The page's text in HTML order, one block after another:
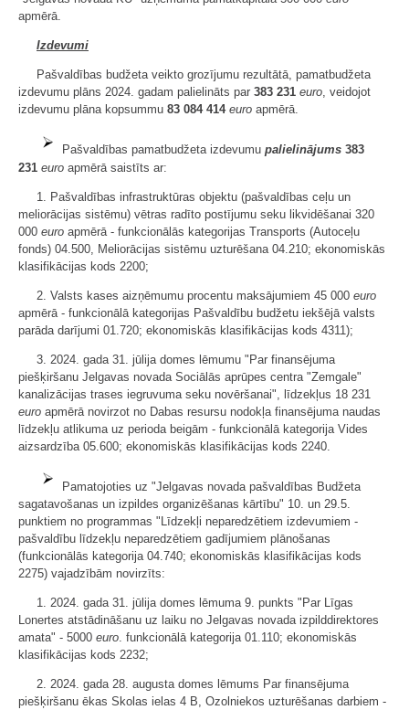
apmērā.
Izdevumi
Pašvaldības budžeta veikto grozījumu rezultātā, pamatbudžeta
izdevumu plāns 2024. gadam palielināts par 383 231 euro, veidojot
izdevumu plāna kopsummu 83 084 414 euro apmērā.
Pašvaldības pamatbudžeta izdevumupalielinājums 383
231 euro apmērā saistīts ar:
1. Pašvaldības infrastruktūras objektu (pašvaldības ceļu un
meliorācijas sistēmu) vētras radīto postījumu seku likvidēšanai 320
000 euro apmērā - funkcionālās kategorijas Transports (Autoceļu
fonds) 04.500, Meliorācijas sistēmu uzturēšana 04.210; ekonomiskās
klasifikācijas kods 2200;
2. Valsts kases aizņēmumu procentu maksājumiem 45 000 euro
apmērā - funkcionālā kategorijas Pašvaldību budžetu iekšējā valsts
parāda darījumi 01.720; ekonomiskās klasifikācijas kods 4311);
3. 2024. gada 31. jūlija domes lēmumu "Par finansējuma
piešķiršanu Jelgavas novada Sociālās aprūpes centra "Zemgale"
kanalizācijas trases iegruvuma seku novēršanai", līdzekļus 18 231
euro apmērā novirzot no Dabas resursu nodokļa finansējuma naudas
līdzekļu atlikuma uz perioda beigām - funkcionālā kategorija Vides
aizsardzība 05.600; ekonomiskās klasifikācijas kods 2240.
Pamatojoties uz "Jelgavas novada pašvaldības Budžeta
sagatavošanas un izpildes organizēšanas kārtību" 10. un 29.5.
punktiem no programmas "Līdzekļi neparedzētiem izdevumiem -
pašvaldību līdzekļu neparedzētiem gadījumiem plānošanas
(funkcionālās kategorija 04.740; ekonomiskās klasifikācijas kods
2275) vajadzībām novirzīts:
1. 2024. gada 31. jūlija domes lēmuma 9. punkts "Par Līgas
Lonertes atstādināšanu uz laiku no Jelgavas novada izpilddirektores
amata" - 5000 euro . funkcionālā kategorija 01.110; ekonomiskās
klasifikācijas kods 2232;
2. 2024. gada 28. augusta domes lēmums Par finansējuma
piešķiršanu ēkas Skolas ielas 4 B, Ozolniekos uzturēšanas darbiem -